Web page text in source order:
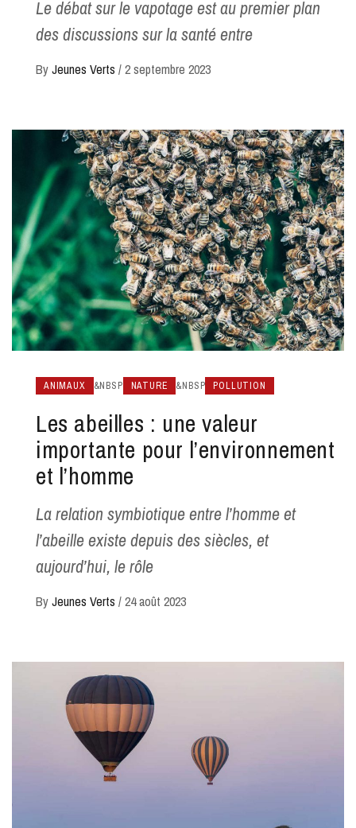
Le débat sur le vapotage est au premier plan
des discussions sur la santé entre
ByJeunes Verts /2 septembre 2023
ANIMAUX &NBSP NATURE &NBSP POLLUTION
Les abeilles : une valeur
importante pour l’environnement
et l’homme
La relation symbiotique entre l’homme et
l’abeille existe depuis des siècles, et
aujourd’hui, le rôle
ByJeunes Verts /24 août 2023